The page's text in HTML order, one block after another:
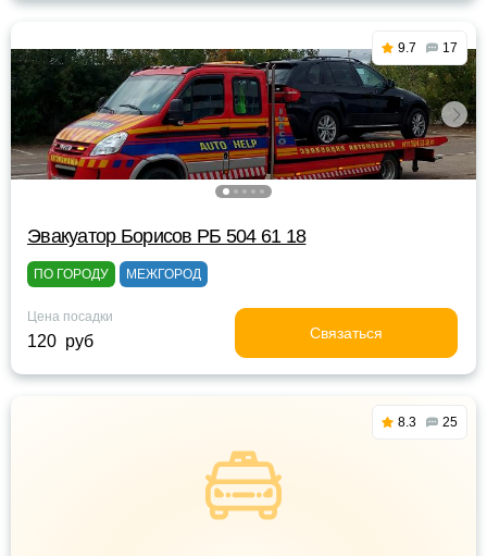
9.7 17
Эвакуатор Борисов РБ 504 61 18
ПО ГОРОДУ МЕЖГОРОД
Цена посадки
120 руб Связаться
8.3 25